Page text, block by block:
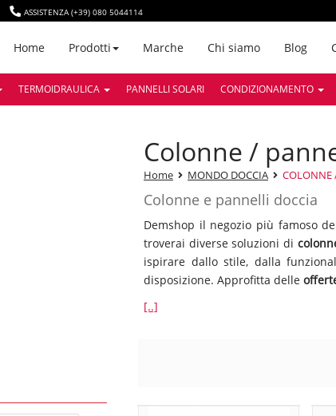
ASSISTENZA (+39) 080 5044114
Home Prodotti Marche Chi siamo Blog
TERMOIDRAULICA PANNELLI SOLARI CONDIZIONAMENTO
colonne /
Home MONDO DOCCIA COLONNE
Colonne e pannelli doccia
Demshop il negozio più famoso
troverai diverse soluzioni di
ispirare dallo stile, dalla
disposizione. Approfitta delle
[..]